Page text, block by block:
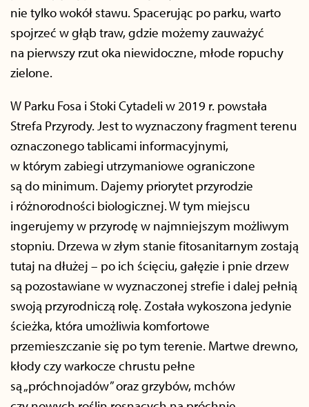
nie tylko wokół stawu. Spacerując po parku, warto
spojrzeć w głąb traw, gdzie możemy zauważyć
na pierwszy rzut oka niewidoczne, młode ropuchy
zielone.
W Parku Fosa i Stoki Cytadeli w 2019 r. powstała
Strefa Przyrody. Jest to wyznaczony fragment terenu
oznaczonego tablicami informacyjnymi,
w którym zabiegi utrzymaniowe ograniczone
są do minimum. Dajemy priorytet przyrodzie
i różnorodności biologicznej. W tym miejscu
ingerujemy w przyrodę w najmniejszym możliwym
stopniu. Drzewa w złym stanie fitosanitarnym zostają
tutaj na dłużej – po ich ścięciu, gałęzie i pnie drzew
są pozostawiane w wyznaczonej strefie i dalej pełnią
swoją przyrodniczą rolę. Została wykoszona jedynie
ścieżka, która umożliwia komfortowe
przemieszczanie się po tym terenie. Martwe drewno,
kłody czy warkocze chrustu pełne
są „próchnojadów” oraz grzybów, mchów